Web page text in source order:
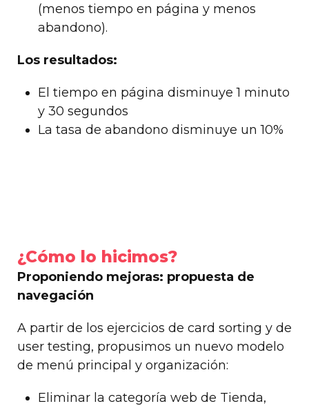
(menos tiempo en página y menos
abandono).
Los resultados:
El tiempo en página disminuye 1 minuto
y 30 segundos
La tasa de abandono disminuye un 10%
¿Cómo lo hicimos?
Proponiendo mejoras: propuesta de
navegación
A partir de los ejercicios de card sorting y de
user testing, propusimos un nuevo modelo
de menú principal y organización:
Eliminar la categoría web de Tienda,